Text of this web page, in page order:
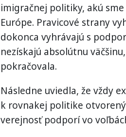
imigračnej politiky, akú
Európe. Pravicové strany
dokonca vyhrávajú s
nezískajú absolútnu
pokračovala.
Následne uviedla, že vždy
k rovnakej politike
verejnosť podporí vo